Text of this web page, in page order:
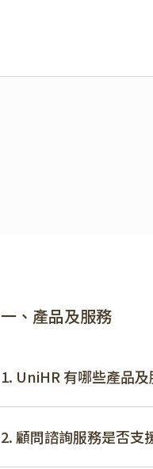
一、產品及服務
1. UniHR 有哪些產品
2. 顧問諮詢服務是否支